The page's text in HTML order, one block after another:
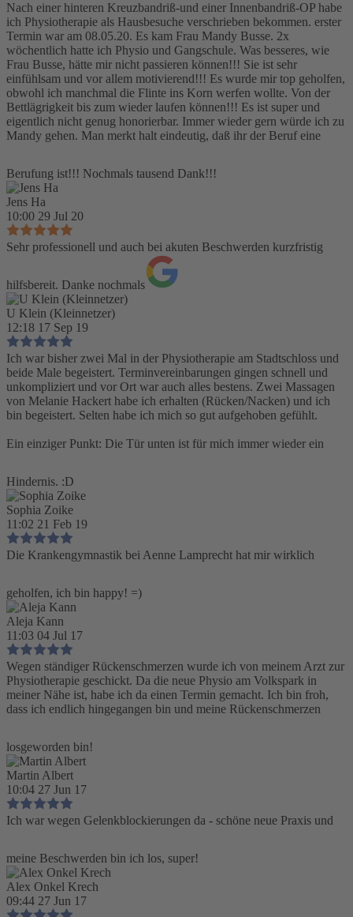
Nach einer hinteren Kreuzbandriß-und einer Innenbandriß-OP habe
ich Physiotherapie als Hausbesuche verschrieben bekommen. erster
Termin war am 08.05.20. Es kam Frau Mandy Busse. 2x
wöchentlich hatte ich Physio und Gangschule. Was besseres, wie
Frau Busse, hätte mir nicht passieren können!!! Sie ist sehr
einfühlsam und vor allem motivierend!!! Es wurde mir top geholfen,
obwohl ich manchmal die Flinte ins Korn werfen wollte. Von der
Bettlägrigkeit bis zum wieder laufen können!!! Es ist super und
eigentlich nicht genug honorierbar. Immer wieder gern würde ich zu
Mandy gehen. Man merkt halt eindeutig, daß ihr der Beruf eine
Berufung ist!!! Nochmals tausend Dank!!!
Jens Ha
10:00 29 Jul 20
Sehr professionell und auch bei akuten Beschwerden kurzfristig
hilfsbereit. Danke nochmals
U Klein (Kleinnetzer)
12:18 17 Sep 19
Ich war bisher zwei Mal in der Physiotherapie am Stadtschloss und
beide Male begeistert. Terminvereinbarungen gingen schnell und
unkompliziert und vor Ort war auch alles bestens. Zwei Massagen
von Melanie Hackert habe ich erhalten (Rücken/Nacken) und ich
bin begeistert. Selten habe ich mich so gut aufgehoben gefühlt.
Ein einziger Punkt: Die Tür unten ist für mich immer wieder ein
Hindernis. :D
Sophia Zoike
11:02 21 Feb 19
Die Krankengymnastik bei Aenne Lamprecht hat mir wirklich
geholfen, ich bin happy! =)
Aleja Kann
11:03 04 Jul 17
Wegen ständiger Rückenschmerzen wurde ich von meinem Arzt zur
Physiotherapie geschickt. Da die neue Physio am Volkspark in
meiner Nähe ist, habe ich da einen Termin gemacht. Ich bin froh,
dass ich endlich hingegangen bin und meine Rückenschmerzen
losgeworden bin!
Martin Albert
10:04 27 Jun 17
Ich war wegen Gelenkblockierungen da - schöne neue Praxis und
meine Beschwerden bin ich los, super!
Alex Onkel Krech
09:44 27 Jun 17